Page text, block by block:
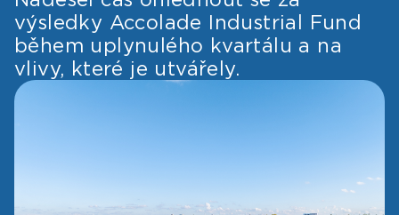
výsledky Accolade Industrial Fund
během uplynulého kvartálu a na
vlivy, které je utvářely.